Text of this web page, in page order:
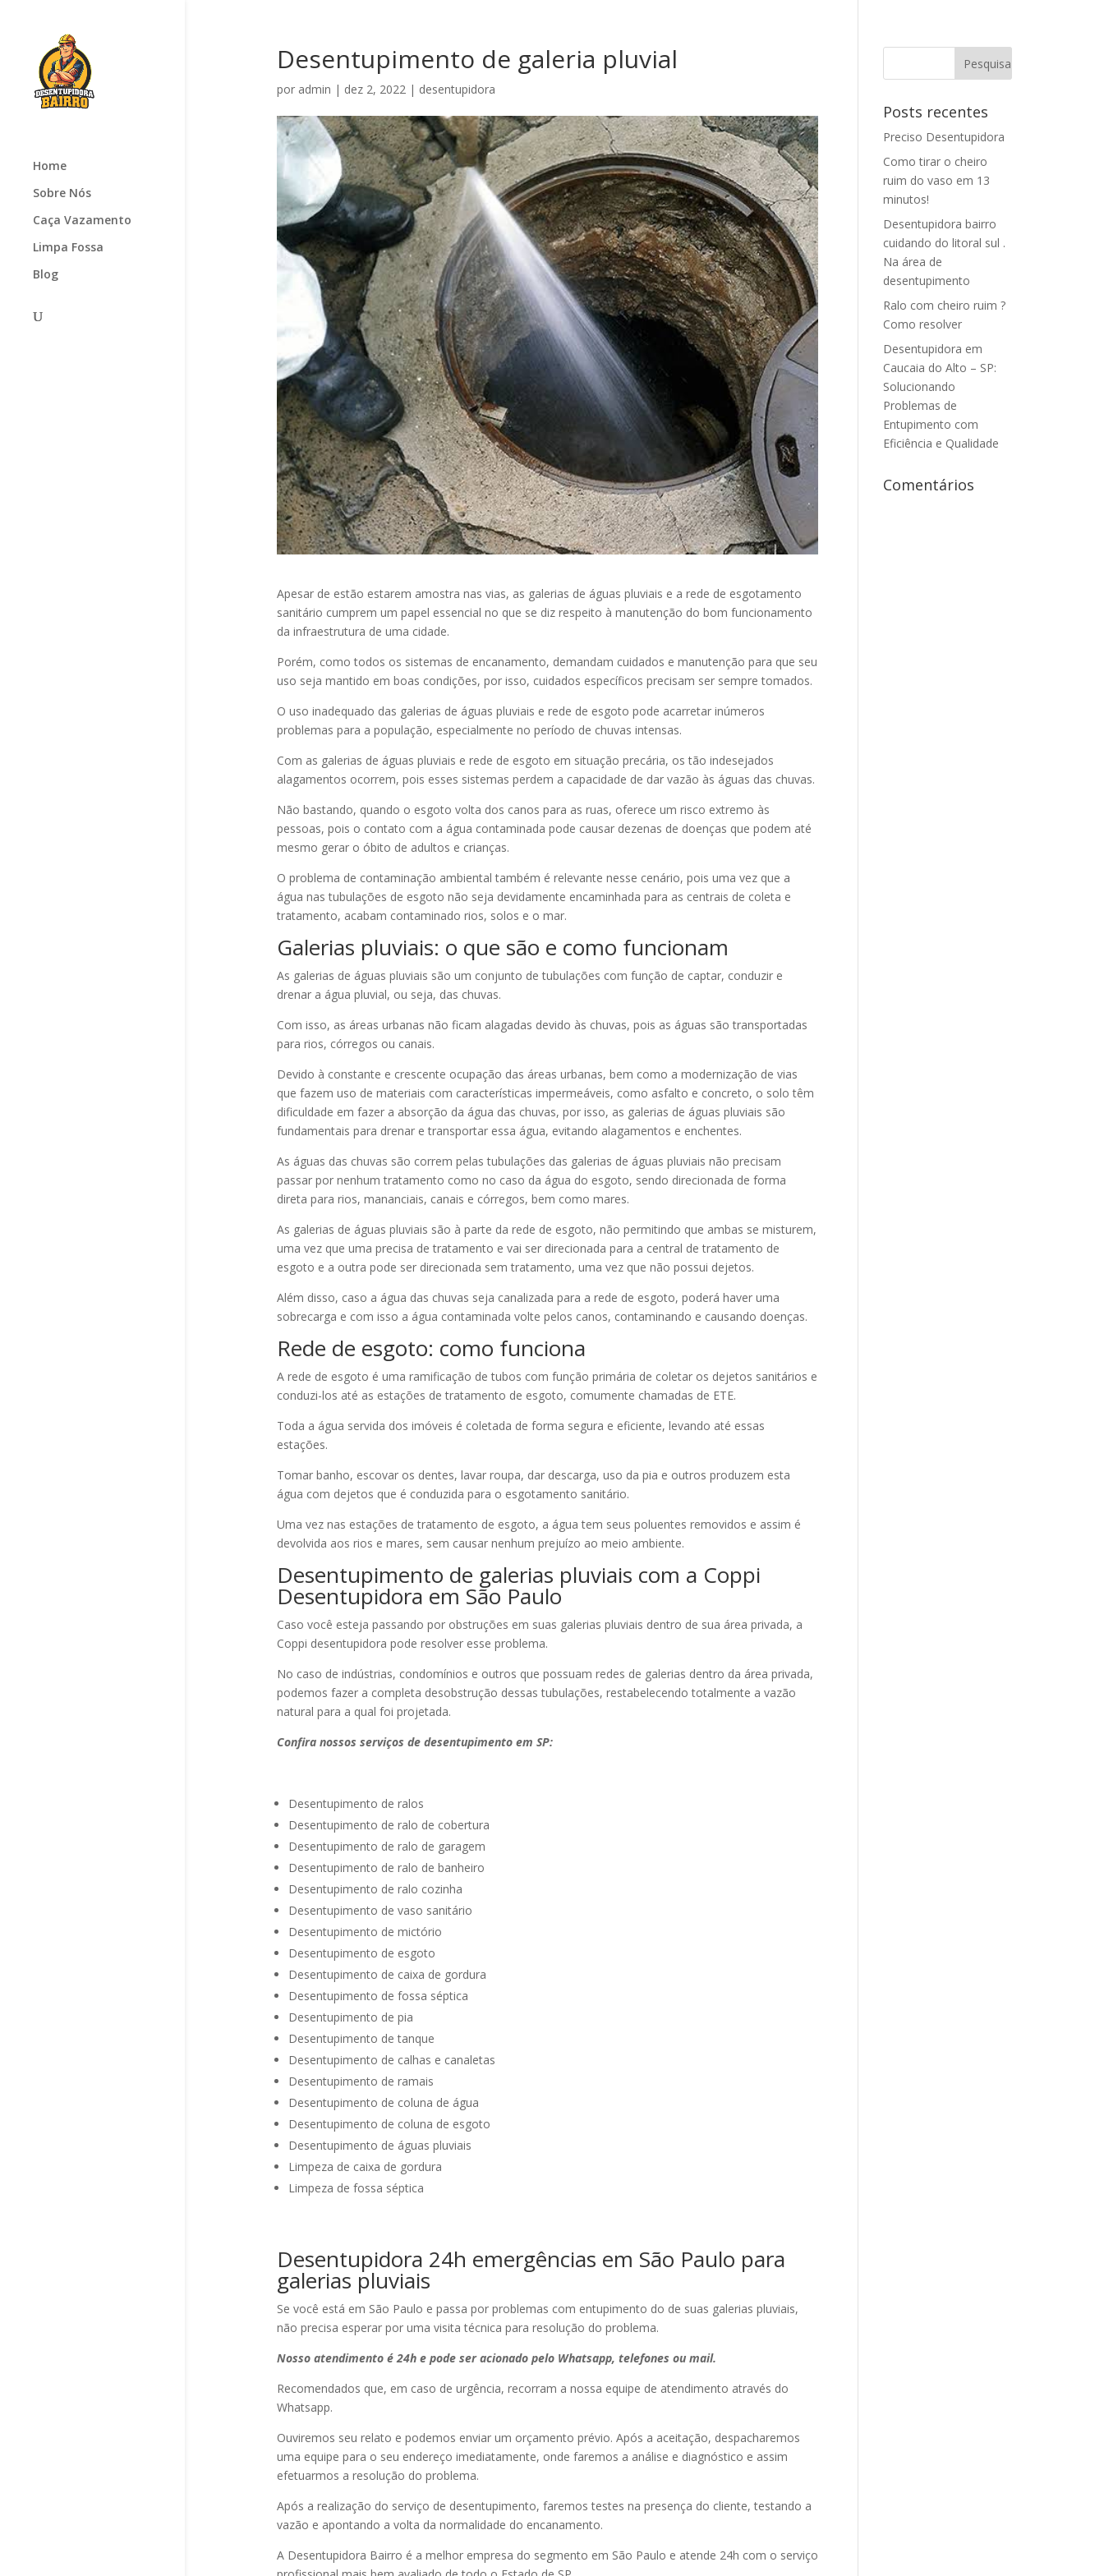
Home
Sobre Nós
Caça Vazamento
Limpa Fossa
Blog
Desentupimento de galeria pluvial
por admin | dez 2, 2022| desentupidora
Apesar de estão estarem amostra nas vias, as galerias de águas pluviais e a rede de esgotamento
sanitário cumprem um papel essencial no que se diz respeito à manutenção do bom funcionamento
da infraestrutura de uma cidade.
Porém, como todos os sistemas de encanamento, demandam cuidados e manutenção para que seu
uso seja mantido em boas condições, por isso, cuidados específicos precisam ser sempre tomados.
O uso inadequado das galerias de águas pluviais e rede de esgoto pode acarretar inúmeros
problemas para a população, especialmente no período de chuvas intensas.
Com as galerias de águas pluviais e rede de esgoto em situação precária, os tão indesejados
alagamentos ocorrem, pois esses sistemas perdem a capacidade de dar vazão às águas das chuvas.
Não bastando, quando o esgoto volta dos canos para as ruas, oferece um risco extremo às
pessoas, pois o contato com a água contaminada pode causar dezenas de doenças que podem até
mesmo gerar o óbito de adultos e crianças.
O problema de contaminação ambiental também é relevante nesse cenário, pois uma vez que a
água nas tubulações de esgoto não seja devidamente encaminhada para as centrais de coleta e
tratamento, acabam contaminado rios, solos e o mar.
Galerias pluviais: o que são e como funcionam
As galerias de águas pluviais são um conjunto de tubulações com função de captar, conduzir e
drenar a água pluvial, ou seja, das chuvas.
Com isso, as áreas urbanas não ficam alagadas devido às chuvas, pois as águas são transportadas
para rios, córregos ou canais.
Devido à constante e crescente ocupação das áreas urbanas, bem como a modernização de vias
que fazem uso de materiais com características impermeáveis, como asfalto e concreto, o solo têm
dificuldade em fazer a absorção da água das chuvas, por isso, as galerias de águas pluviais são
fundamentais para drenar e transportar essa água, evitando alagamentos e enchentes.
As águas das chuvas são correm pelas tubulações das galerias de águas pluviais não precisam
passar por nenhum tratamento como no caso da água do esgoto, sendo direcionada de forma
direta para rios, mananciais, canais e córregos, bem como mares.
As galerias de águas pluviais são à parte da rede de esgoto, não permitindo que ambas se misturem,
uma vez que uma precisa de tratamento e vai ser direcionada para a central de tratamento de
esgoto e a outra pode ser direcionada sem tratamento, uma vez que não possui dejetos.
Além disso, caso a água das chuvas seja canalizada para a rede de esgoto, poderá haver uma
sobrecarga e com isso a água contaminada volte pelos canos, contaminando e causando doenças.
Rede de esgoto: como funciona
A rede de esgoto é uma ramificação de tubos com função primária de coletar os dejetos sanitários e
conduzi-los até as estações de tratamento de esgoto, comumente chamadas de ETE.
Toda a água servida dos imóveis é coletada de forma segura e eficiente, levando até essas
estações.
Tomar banho, escovar os dentes, lavar roupa, dar descarga, uso da pia e outros produzem esta
água com dejetos que é conduzida para o esgotamento sanitário.
Uma vez nas estações de tratamento de esgoto, a água tem seus poluentes removidos e assim é
devolvida aos rios e mares, sem causar nenhum prejuízo ao meio ambiente.
Desentupimento de galerias pluviais com a Coppi
Desentupidora em São Paulo
Caso você esteja passando por obstruções em suas galerias pluviais dentro de sua área privada, a
Coppi desentupidora pode resolver esse problema.
No caso de indústrias, condomínios e outros que possuam redes de galerias dentro da área privada,
podemos fazer a completa desobstrução dessas tubulações, restabelecendo totalmente a vazão
natural para a qual foi projetada.
Confira nossos serviços de desentupimento em SP:
Desentupimento de ralos
Desentupimento de ralo de cobertura
Desentupimento de ralo de garagem
Desentupimento de ralo de banheiro
Desentupimento de ralo cozinha
Desentupimento de vaso sanitário
Desentupimento de mictório
Desentupimento de esgoto
Desentupimento de caixa de gordura
Desentupimento de fossa séptica
Desentupimento de pia
Desentupimento de tanque
Desentupimento de calhas e canaletas
Desentupimento de ramais
Desentupimento de coluna de água
Desentupimento de coluna de esgoto
Desentupimento de águas pluviais
Limpeza de caixa de gordura
Limpeza de fossa séptica
Desentupidora 24h emergências em São Paulo para
galerias pluviais
Se você está em São Paulo e passa por problemas com entupimento do de suas galerias pluviais,
não precisa esperar por uma visita técnica para resolução do problema.
Nosso atendimento é 24h e pode ser acionado pelo Whatsapp, telefones ou mail.
Recomendados que, em caso de urgência, recorram a nossa equipe de atendimento através do
Whatsapp.
Ouviremos seu relato e podemos enviar um orçamento prévio. Após a aceitação, despacharemos
uma equipe para o seu endereço imediatamente, onde faremos a análise e diagnóstico e assim
efetuarmos a resolução do problema.
Após a realização do serviço de desentupimento, faremos testes na presença do cliente, testando a
vazão e apontando a volta da normalidade do encanamento.
A Desentupidora Bairro é a melhor empresa do segmento em São Paulo e atende 24h com o serviço
Posts recentes
Preciso Desentupidora
Como tirar o cheiro
ruim do vaso em 13
minutos!
Desentupidora bairro
cuidando do litoral sul .
Na área de
desentupimento
Ralo com cheiro ruim ?
Como resolver
Desentupidora em
Caucaia do Alto – SP:
Solucionando
Problemas de
Entupimento com
Eficiência e Qualidade
Comentários